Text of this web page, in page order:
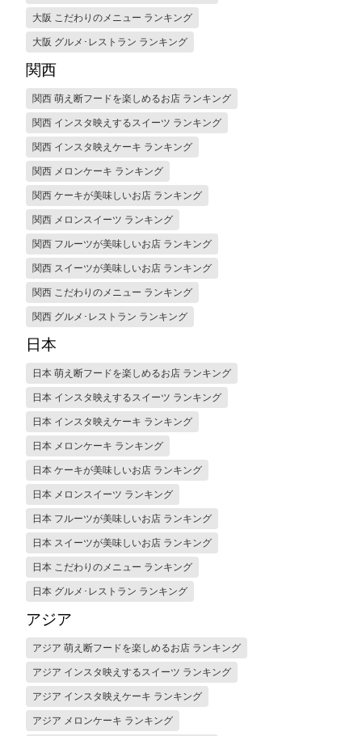
大阪 こだわりのメニュー ランキング
大阪 グルメ･レストラン ランキング
関西
関西 萌え断フードを楽しめるお店 ランキング
関西 インスタ映えするスイーツ ランキング
関西 インスタ映えケーキ ランキング
関西 メロンケーキ ランキング
関西 ケーキが美味しいお店 ランキング
関西 メロンスイーツ ランキング
関西 フルーツが美味しいお店 ランキング
関西 スイーツが美味しいお店 ランキング
関西 こだわりのメニュー ランキング
関西 グルメ･レストラン ランキング
日本
日本 萌え断フードを楽しめるお店 ランキング
日本 インスタ映えするスイーツ ランキング
日本 インスタ映えケーキ ランキング
日本 メロンケーキ ランキング
日本 ケーキが美味しいお店 ランキング
日本 メロンスイーツ ランキング
日本 フルーツが美味しいお店 ランキング
日本 スイーツが美味しいお店 ランキング
日本 こだわりのメニュー ランキング
日本 グルメ･レストラン ランキング
アジア
アジア 萌え断フードを楽しめるお店 ランキング
アジア インスタ映えするスイーツ ランキング
アジア インスタ映えケーキ ランキング
アジア メロンケーキ ランキング